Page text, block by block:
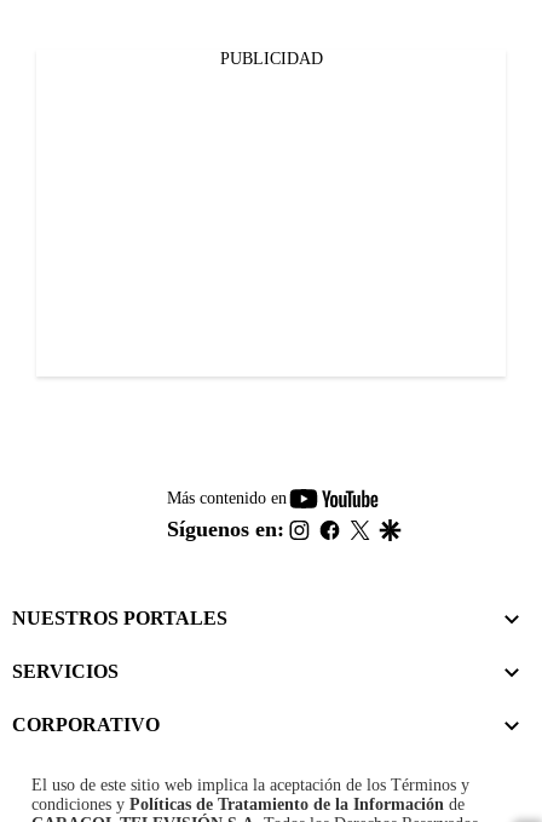
PUBLICIDAD
Más contenido en
youtube-
footer
Síguenos en: instagram
facebook
twitter
NUESTROS PORTALES
SERVICIOS
CORPORATIVO
El uso de este sitio web implica la aceptación de los Términos y
condiciones y Políticas de Tratamiento de la Información de